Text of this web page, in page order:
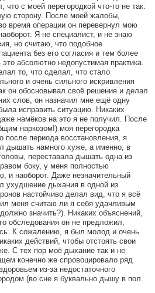
что с моей перегородкой что-то не так:
сторону. После моей жалобы,
время операции он перевернул мою
Я не специалист, и не знаю
но считаю, что подобное
без его согласия и тем более
абсолютно недопустимая практика.
то, что сделал, что стало
и очень сильного искривления
он обосновывал своё решение и делал
слов, он назначил мне ещё одну
исправить ситуацию. Никаких
намёков на это я не получил. После
наркозом!) моя перегородка
периода восстановления, я
дышать намного хуже, а именно, в
переставала дышать одна из
боку, у меня полностью
и наоборот. Даже незначительный
ухудшение дыхания в одной из
настойчиво делал вид, что я всё
меня считаю ли я себя удачливым
значить?). Никаких объяснений,
обследования он не предложил,
К сожалению, я был молод и очень
действий, чтобы отстоять свои
С тех пор моё дыхание так и не
конечно же спровоцировало ряд
из-за недостаточного
(во сне я буквально дышу в пол